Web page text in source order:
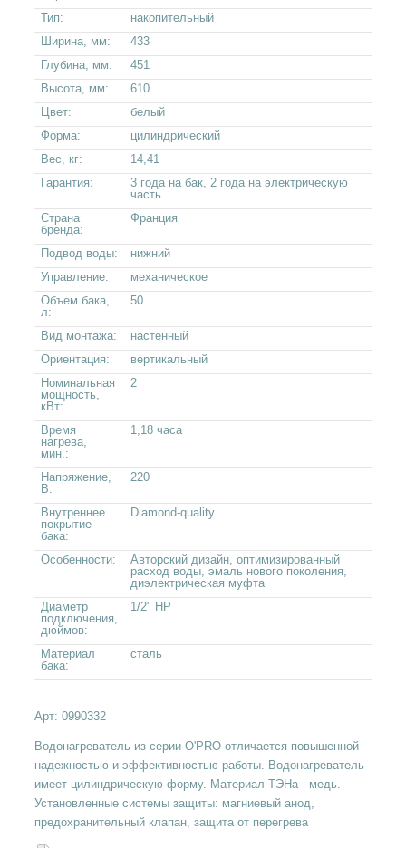
Тип:
накопительный
Ширина, мм:
433
Глубина, мм:
451
Высота, мм:
610
Цвет:
белый
Форма:
цилиндрический
Вес, кг:
14,41
Гарантия:
3 года на бак, 2 года на электрическую
часть
Страна
бренда:
Франция
Подвод воды:
нижний
Управление:
механическое
Объем бака,
л:
50
Вид монтажа:
настенный
Ориентация:
вертикальный
Номинальная
мощность,
кВт:
2
Время
нагрева,
мин.:
1,18 часа
Напряжение,
В:
220
Внутреннее
покрытие
бака:
Diamond-quality
Особенности:
Авторский дизайн, оптимизированный
расход воды, эмаль нового поколения,
диэлектрическая муфта
Диаметр
подключения,
дюймов:
1/2" НР
Материал
бака:
сталь
Арт: 0990332
Водонагреватель из серии O'PRO отличается повышенной
надежностью и эффективностью работы. Водонагреватель
имеет цилиндрическую форму. Материал ТЭНа - медь.
Установленные системы защиты: магниевый анод,
предохранительный клапан, защита от перегрева